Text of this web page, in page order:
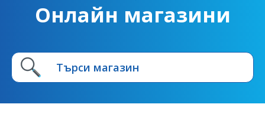
Онлайн магазини